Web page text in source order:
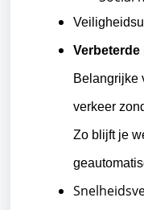
Verbeterde
Belangrijke
verkeer
Zo blijft je